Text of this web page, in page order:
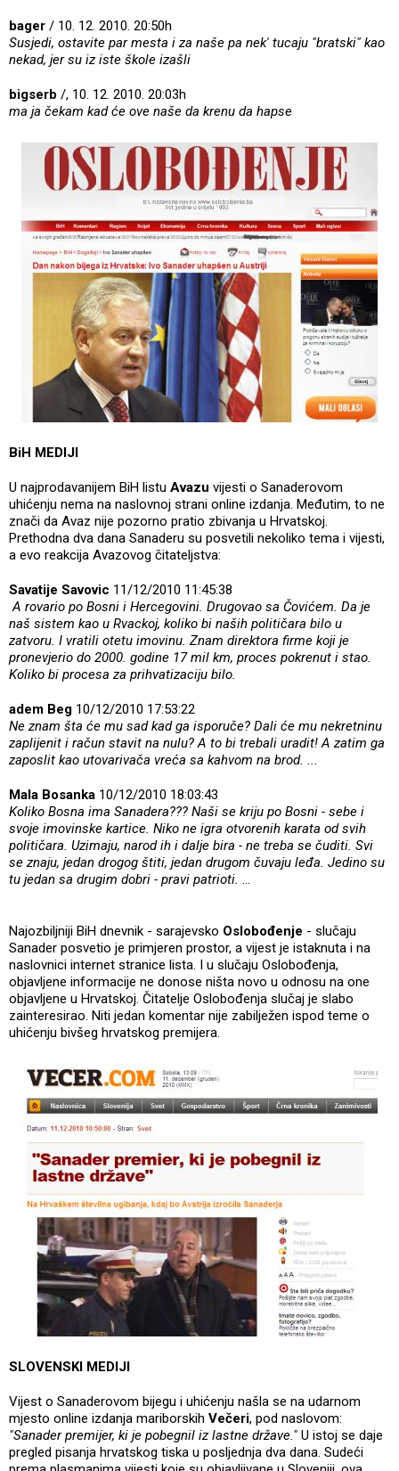
bager / 10. 12. 2010. 20:50h
Susjedi, ostavite par mesta i za naše pa nek' tucaju "bratski" kao
nekad, jer su iz iste škole izašli
bigserb /, 10. 12. 2010. 20:03h
ma ja čekam kad će ove naše da krenu da hapse
BiH MEDIJI
U najprodavanijem BiH listu Avazu vijesti o Sanaderovom
uhićenju nema na naslovnoj strani online izdanja. Međutim, to ne
znači da Avaz nije pozorno pratio zbivanja u Hrvatskoj.
Prethodna dva dana Sanaderu su posvetili nekoliko tema i vijesti,
a evo reakcija Avazovog čitateljstva:
Savatije Savovic 11/12/2010 11:45:38
A rovario po Bosni i Hercegovini. Drugovao sa Čovićem. Da je
naš sistem kao u Rvackoj, koliko bi naših političara bilo u
zatvoru. I vratili otetu imovinu. Znam direktora firme koji je
pronevjerio do 2000. godine 17 mil km, proces pokrenut i stao.
Koliko bi procesa za prihvatizaciju bilo.
adem Beg 10/12/2010 17:53:22
Ne znam šta će mu sad kad ga isporuče? Dali će mu nekretninu
zaplijenit i račun stavit na nulu? A to bi trebali uradit! A zatim ga
zaposlit kao utovarivača vreća sa kahvom na brod. ...
Mala Bosanka 10/12/2010 18:03:43
Koliko Bosna ima Sanadera??? Naši se kriju po Bosni - sebe i
svoje imovinske kartice. Niko ne igra otvorenih karata od svih
političara. Uzimaju, narod ih i dalje bira - ne treba se čuditi. Svi
se znaju, jedan drogog štiti, jedan drugom čuvaju leđa. Jedino su
tu jedan sa drugim dobri - pravi patrioti. ...
Najozbiljniji BiH dnevnik - sarajevsko Oslobođenje - slučaju
Sanader posvetio je primjeren prostor, a vijest je istaknuta i na
naslovnici internet stranice lista. I u slučaju Oslobođenja,
objavljene informacije ne donose ništa novo u odnosu na one
objavljene u Hrvatskoj. Čitatelje Oslobođenja slučaj je slabo
zainteresirao. Niti jedan komentar nije zabilježen ispod teme o
uhićenju bivšeg hrvatskog premijera.
SLOVENSKI MEDIJI
Vijest o Sanaderovom bijegu i uhićenju našla se na udarnom
mjesto online izdanja mariborskih Večeri, pod naslovom:
"Sanader premijer, ki je pobegnil iz lastne države." U istoj se daje
pregled pisanja hrvatskog tiska u posljednja dva dana. Sudeći